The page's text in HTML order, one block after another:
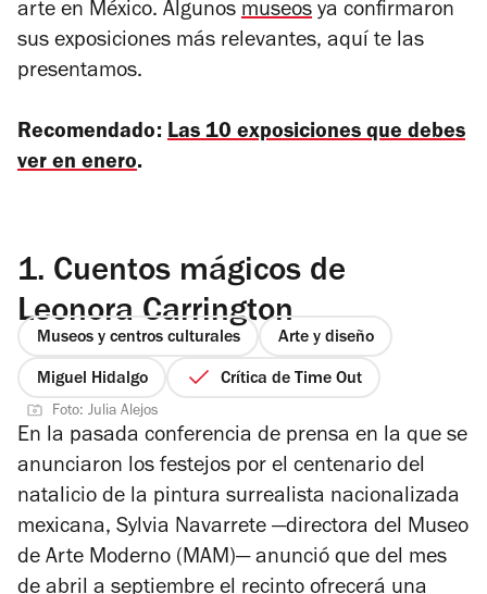
arte en México. Algunos museos ya confirmaron
sus exposiciones más relevantes, aquí te las
presentamos.
Recomendado: Las 10 exposiciones que debes
ver en enero.
1. Cuentos mágicos de
Leonora Carrington
Museos y centros culturales Arte y diseño
Miguel Hidalgo Crítica de Time Out
Foto: Julia Alejos
En la pasada conferencia de prensa en la que se
anunciaron los festejos por el centenario del
natalicio de la pintura surrealista nacionalizada
mexicana, Sylvia Navarrete —directora del Museo
de Arte Moderno (MAM)— anunció que del mes